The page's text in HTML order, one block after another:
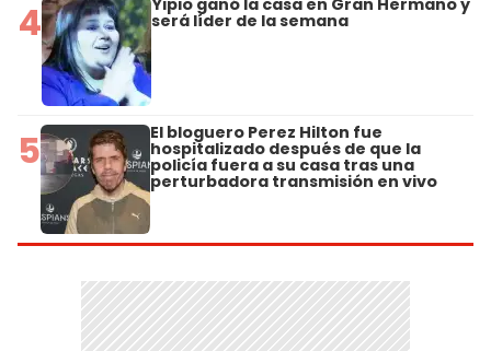
4 Yipio ganó la casa en Gran Hermano y
será líder de la semana
5 El bloguero Perez Hilton fue
hospitalizado después de que la
policía fuera a su casa tras una
perturbadora transmisión en vivo